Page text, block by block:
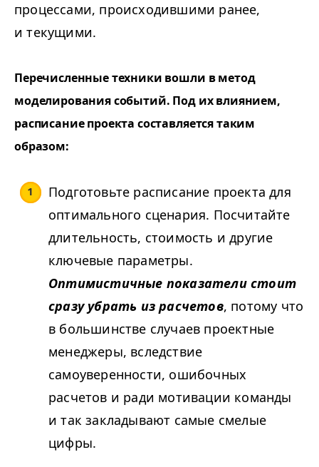
процессами, происходившими ранее,
и текущими.
Перечисленные техники вошли в метод
моделирования событий. Под их влиянием,
расписание проекта составляется таким
образом:
Подготовьте расписание проекта для
оптимального сценария. Посчитайте
длительность, стоимость и другие
ключевые параметры.
Оптимистичные показатели стоит
сразу убрать из расчетов, потому что
в большинстве случаев проектные
менеджеры, вследствие
самоуверенности, ошибочных
расчетов и ради мотивации команды
и так закладывают самые смелые
цифры.